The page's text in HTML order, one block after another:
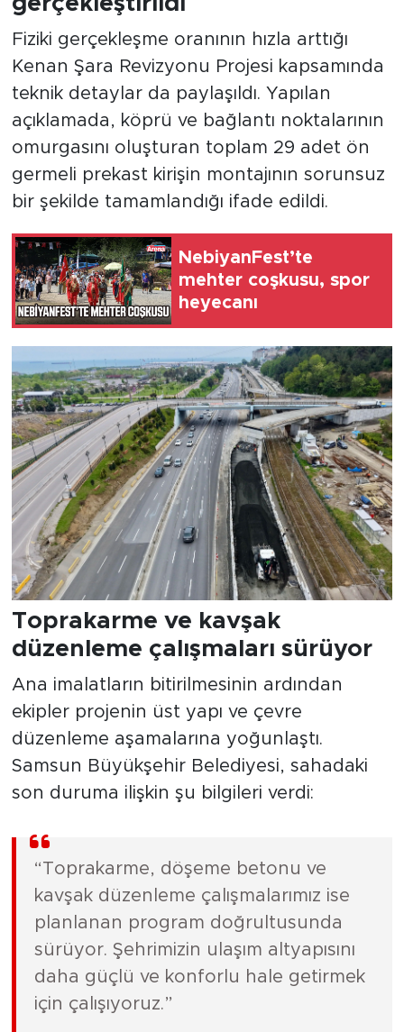
Fiziki gerçekleşme oranının hızla arttığı
Kenan Şara Revizyonu Projesi kapsamında
teknik detaylar da paylaşıldı. Yapılan
açıklamada, köprü ve bağlantı noktalarının
omurgasını oluşturan toplam 29 adet ön
germeli prekast kirişin montajının sorunsuz
bir şekilde tamamlandığı ifade edildi.
NebiyanFest’te
mehter coşkusu, spor
heyecanı
Toprakarme ve kavşak
düzenleme çalışmaları sürüyor
Ana imalatların bitirilmesinin ardından
ekipler projenin üst yapı ve çevre
düzenleme aşamalarına yoğunlaştı.
Samsun Büyükşehir Belediyesi, sahadaki
son duruma ilişkin şu bilgileri verdi:
“Toprakarme, döşeme betonu ve
kavşak düzenleme çalışmalarımız ise
planlanan program doğrultusunda
sürüyor. Şehrimizin ulaşım altyapısını
daha güçlü ve konforlu hale getirmek
için çalışıyoruz.”